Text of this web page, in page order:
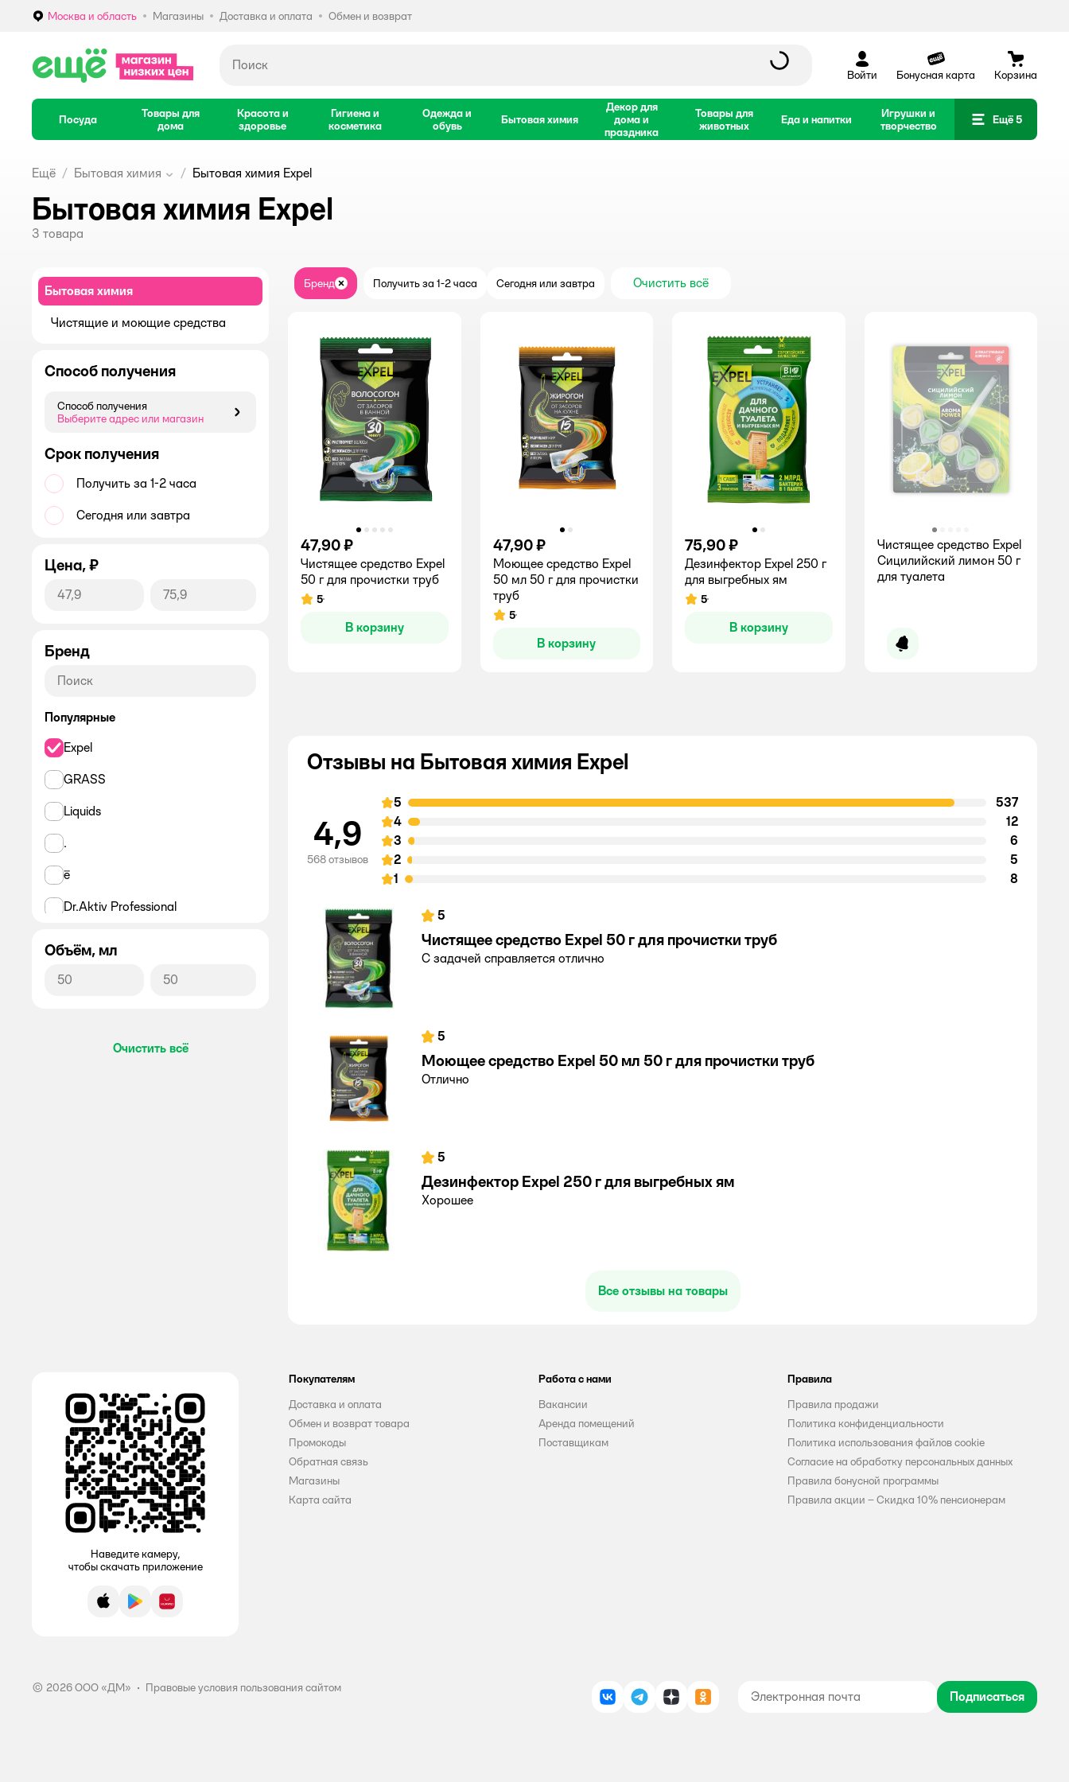
Выбор адреса доставки.
Москва и область Магазины Доставка и оплата Обмен и возврат
Войти Бонусная карта Корзина
Посуда
Товары для
дома
Красота и
здоровье
Гигиена и
косметика
Одежда и
обувь
Бытовая химия
Декор для
дома и
праздника
Товары для
животных
Еда и напитки
Игрушки и
творчество
Ещё 5
Ещё Бытовая химия Бытовая химия Expel
Бытовая химия Expel
3 товара
Бренд ЗакрытьПолучить за 1-2 часа Сегодня или завтра Очистить всё
47,90 ₽
Чистящее средство Expel
50 г для прочистки труб
Рейтинг:
5
В корзину
47,90 ₽
Моющее средство Expel
50 мл 50 г для прочистки
труб
Рейтинг:
5
В корзину
75,90 ₽
Дезинфектор Expel 250 г
для выгребных ям
Рейтинг:
5
В корзину
Чистящее средство Expel
Сицилийский лимон 50 г
для туалета
Уведомить о появлении
Отзывы на Бытовая химия Expel
4,9
568 отзывов
5
537
4
12
3
6
2
5
1
8
5
Чистящее средство Expel 50 г для прочистки труб
С задачей справляется отлично
5
Моющее средство Expel 50 мл 50 г для прочистки труб
Отлично
5
Дезинфектор Expel 250 г для выгребных ям
Хорошее
Все отзывы на товары
Бытовая химия
Чистящие и моющие средства
Способ получения
Способ получения
Выберите адрес или магазин
Способ получения
Срок получения
Получить за 1-2 часа
Сегодня или завтра
Цена, ₽
Бренд
Популярные
Expel
GRASS
Liquids
.
ё
Dr.Aktiv Professional
Blitz
Bref
Calgon
Chirton
Chistin
Cillit Bang
Объём, мл
Очистить всё
Наведите камеру,
чтобы скачать приложение
App StoreGoogle PlayAppGallery
Покупателям
Доставка и оплата
Обмен и возврат товара
Промокоды
Обратная связь
Магазины
Карта сайта
Работа с нами
Вакансии
Аренда помещений
Поставщикам
Правила
Правила продажи
Политика конфиденциальности
Политика использования файлов cookie
Согласие на обработку персональных данных
Правила бонусной программы
Правила акции – Скидка 10% пенсионерам
© 2026 ООО «ДМ» • Правовые условия пользования сайтом
ВКонтакте
TelegramДзен Одноклассники Подписаться